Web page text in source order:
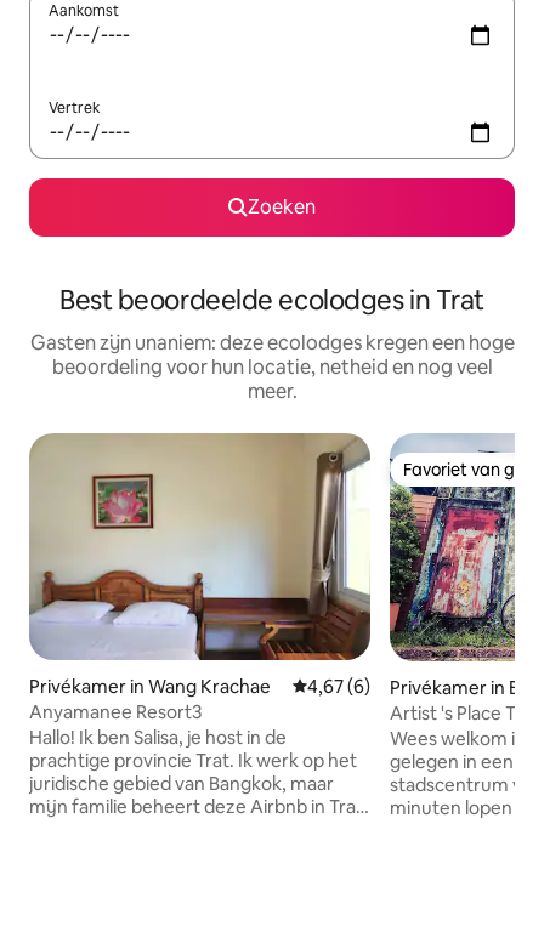
Aankomst
Vertrek
Zoeken
Best beoordeelde ecolodges in Trat
Gasten zijn unaniem: deze ecolodges kregen een hoge
beoordeling voor hun locatie, netheid en nog veel
meer.
Privékamer in Wang Krachae Gemiddelde beoordeling van
4,67 (6)
Anyamanee Resort3
Hallo! Ik ben Salisa, je host in de
prachtige provincie Trat. Ik werk op het
juridische gebied van Bangkok, maar
mijn familie beheert deze Airbnb in Trat.
Favoriet van
Favoriet van
Privékamer in
Artist 's Place
Wees welkom in
gelegen in een
stadscentrum van
minuten lopen